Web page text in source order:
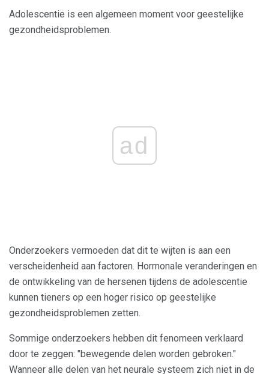
Adolescentie is een algemeen moment voor geestelijke
gezondheidsproblemen.
ad
Onderzoekers vermoeden dat dit te wijten is aan een
verscheidenheid aan factoren. Hormonale veranderingen en
de ontwikkeling van de hersenen tijdens de adolescentie
kunnen tieners op een hoger risico op geestelijke
gezondheidsproblemen zetten.
Sommige onderzoekers hebben dit fenomeen verklaard
door te zeggen: "bewegende delen worden gebroken."
Wanneer alle delen van het neurale systeem zich niet in de